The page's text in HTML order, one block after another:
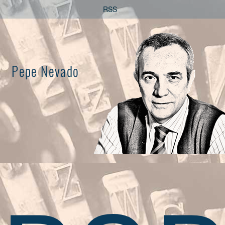
Saltar
al
contenido
RSS
Pepe Nevado